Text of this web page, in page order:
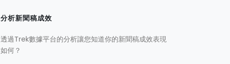
分析新聞稿成效
透過Trek數據平台的分析讓您知道你的新聞稿成效表現
如何？